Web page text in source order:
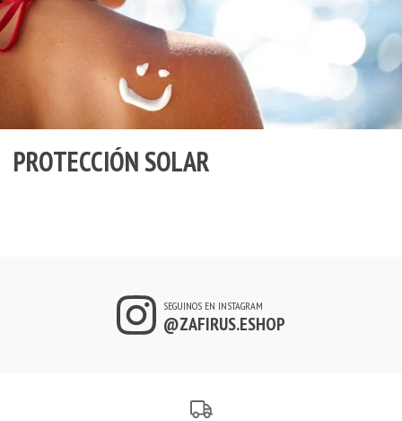
PROTECCIÓN SOLAR
SEGUINOS EN INSTAGRAM
@ZAFIRUS.ESHOP